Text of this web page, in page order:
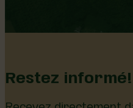
Restez informé!
Recevez directement